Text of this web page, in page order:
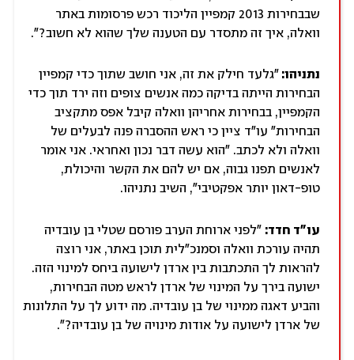
שבבחירות 2013 קמפיין הליכוד רכש פרסומות באתר
וואלה, איך זה מתסדר עם הטענה שלך שהוא לא חשוב?".
נתניהו: "גלעד חילק את זה, אני חושב שתוך כדי קמפיין
הבחירות הייתה בדיקה כמה אנשים צופים וזה ירד תוך כדי
הקמפיין, בבחירות אחריהן וואלה קיבל אפס מתקציב
הבחירות" עו"ד ציין כי ראש ההסברה פנה לבעלים של
וואלה ולא לכתב. "הוא עשה דבר נכון ואחראי. אני אומר
לאנשים תפנו גבוה, אם יש להם את הקשר והיכולת,
טופ-דאון יותר אפקטיבי", השיב נתניהו.
עו"ד חדד: "לפני ארוחת הערב פורסם שטלי בן עובדיה
תהיה עורכת וואלה וסמנכ"לית תוכן באתר, אני רוצה
להראות לך התכתבות בין ארדן לישועה ביחס למינוי הזה.
ישועה בירך על המינוי של ארדן לראש מטה הבחירות,
והביע דאגה ממינוי של בן עובדיה. מה ידוע לך על התלונות
של ארדן לישועה על אודות מינויה של בן עובדיה?".